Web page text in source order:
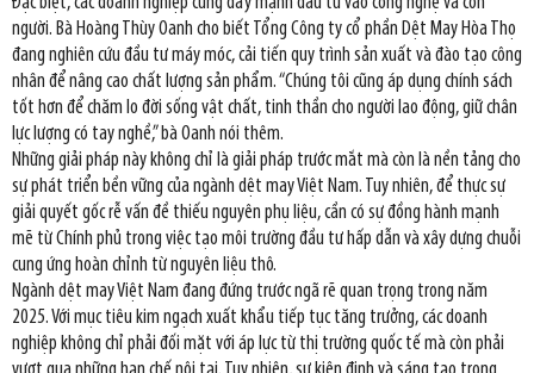
người. Bà Hoàng Thùy Oanh cho biết Tổng Công ty cổ phần Dệt May Hòa Thọ
đang nghiên cứu đầu tư máy móc, cải tiến quy trình sản xuất và đào tạo công
nhân để nâng cao chất lượng sản phẩm. “Chúng tôi cũng áp dụng chính sách
tốt hơn để chăm lo đời sống vật chất, tinh thần cho người lao động, giữ chân
lực lượng có tay nghề,” bà Oanh nói thêm.
Những giải pháp này không chỉ là giải pháp trước mắt mà còn là nền tảng cho
sự phát triển bền vững của ngành dệt may Việt Nam. Tuy nhiên, để thực sự
giải quyết gốc rễ vấn đề thiếu nguyên phụ liệu, cần có sự đồng hành mạnh
mẽ từ Chính phủ trong việc tạo môi trường đầu tư hấp dẫn và xây dựng chuỗi
cung ứng hoàn chỉnh từ nguyên liệu thô.
Ngành dệt may Việt Nam đang đứng trước ngã rẽ quan trọng trong năm
2025. Với mục tiêu kim ngạch xuất khẩu tiếp tục tăng trưởng, các doanh
nghiệp không chỉ phải đối mặt với áp lực từ thị trường quốc tế mà còn phải